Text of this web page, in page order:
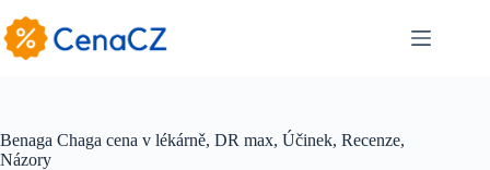
to
content
Benaga Chaga cena v lékárně, DR max, Účinek, Recenze,
Názory